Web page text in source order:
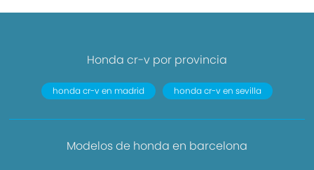
Honda cr-v por provincia
honda cr-v en madrid honda cr-v en sevilla
Modelos de honda en barcelona